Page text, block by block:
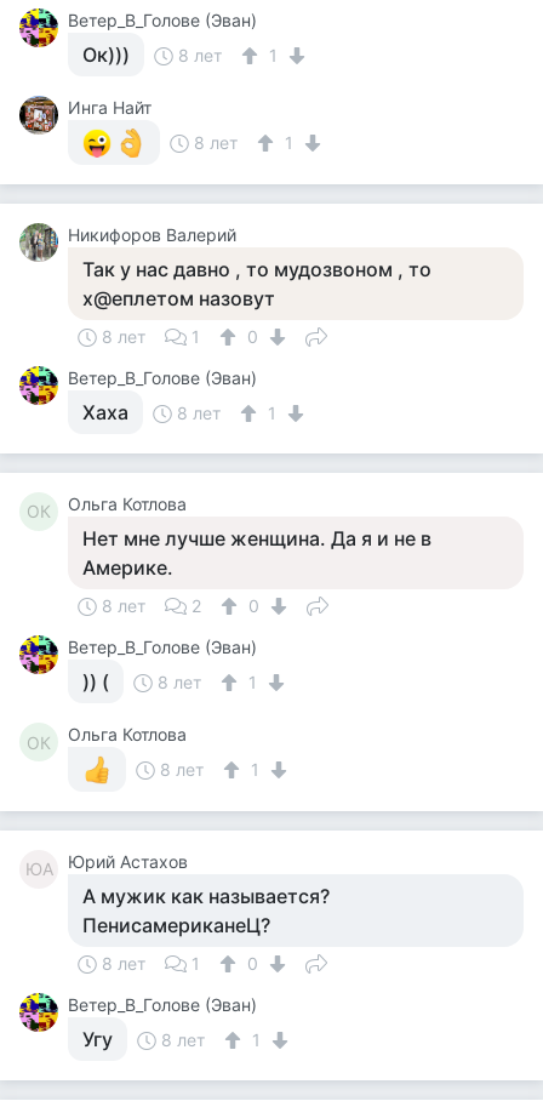
Ветер_В_Голове (Эван)
Ок))) 8 лет 1
Инга Найт
8 лет
1
Никифоров Валерий
Так у нас давно , то мудозвоном , то
х@еплетом назовут
8 лет 1
0
Ветер_В_Голове (Эван)
Хаха 8 лет 1
ОК Ольга Котлова
Нет мне лучше женщина. Да я и не в
Америке.
8 лет 2
0
Ветер_В_Голове (Эван)
)) ( 8 лет 1
ОК
Ольга Котлова
8 лет
1
ЮА Юрий Астахов
А мужик как называется?
ПенисамериканеЦ?
8 лет 1
0
Ветер_В_Голове (Эван)
Угу 8 лет 1